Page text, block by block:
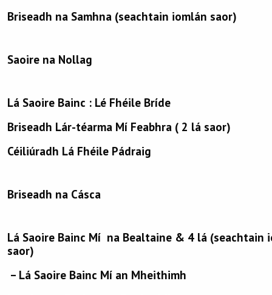
Briseadh na Samhna (seachtain iomlán saor)
Saoire na Nollag
Lá Saoire Bainc : Lé Fhéile Bríde
Briseadh Lár-téarma Mí Feabhra ( 2 lá saor)
Céiliúradh Lá Fhéile Pádraig
Briseadh na Cásca
Lá Saoire Bainc Mí na Bealtaine & 4 lá (seachtain
saor)
– Lá Saoire Bainc Mí an Mheithimh